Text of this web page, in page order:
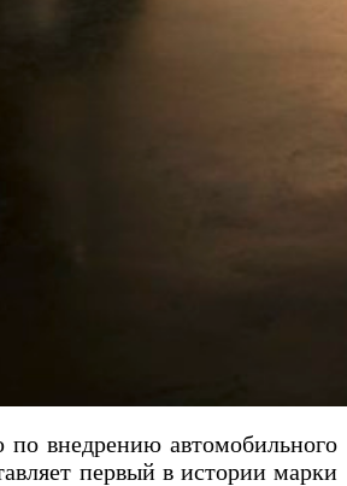
внедрению автомобильного
первый в истории марки